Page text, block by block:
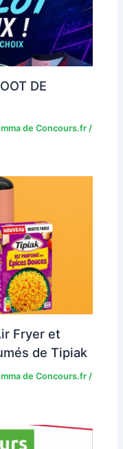
DE
de Concours.fr /
Fryer et
de Tipiak
de Concours.fr /